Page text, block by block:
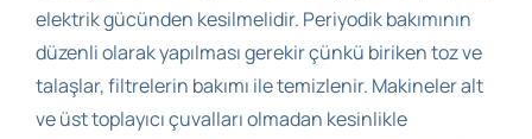
elektrik gücünden kesilmelidir. Periyodik bakımının
düzenli olarak yapılması gerekir çünkü biriken toz ve
talaşlar, filtrelerin bakımı ile temizlenir. Makineler alt
ve üst toplayıcı çuvalları olmadan kesinlikle